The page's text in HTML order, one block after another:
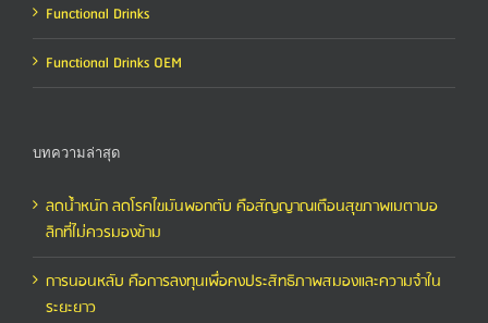
Functional Drinks
Functional Drinks OEM
บทความล่าสุด
ลดน้ำหนัก ลดโรคไขมันพอกตับ คือสัญญาณเตือนสุขภาพเมตาบอ
ลิกที่ไม่ควรมองข้าม
การนอนหลับ คือการลงทุนเพื่อคงประสิทธิภาพสมองและความจำใน
ระยะยาว